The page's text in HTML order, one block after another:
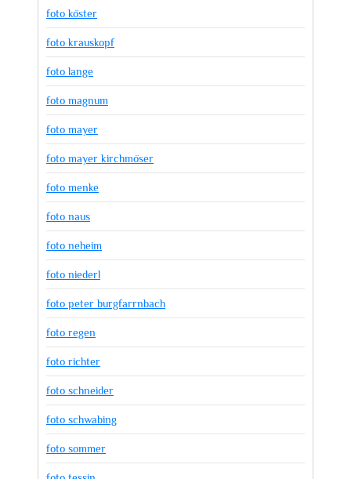
foto köster
foto krauskopf
foto lange
foto magnum
foto mayer
foto mayer kirchmöser
foto menke
foto naus
foto neheim
foto niederl
foto peter burgfarrnbach
foto regen
foto richter
foto schneider
foto schwabing
foto sommer